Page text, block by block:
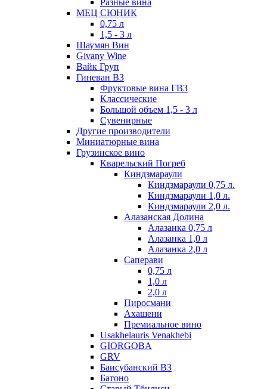
Разные вина
МЕЦ СЮНИК
0,75 л
1,5 - 3 л
Шаумян Вин
Givany Wine
Вайк Груп
Гиневан ВЗ
Фруктовые вина ГВЗ
Классические
Большой объем 1,5 - 3 л
Сувенирные
Другие производители
Миниатюрные вина
Грузинское вино
Кварельский Погреб
Киндзмараули
Киндзмараули 0,75 л.
Киндзмараули 1,0 л.
Киндзмараули 2,0 л.
Алазанская Долина
Алазанка 0,75 л
Алазанка 1,0 л
Алазанка 2,0 л
Саперави
0,75 л
1,0 л
2,0 л
Пиросмани
Ахашени
Премиальное вино
Usakhelauris Venakhebi
GIORGOBA
GRV
Баисубанский ВЗ
Батоно